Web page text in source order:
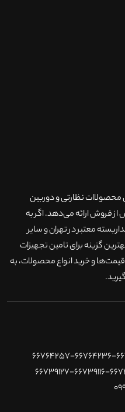
فروش محصولاات نظارتی و دوربین
از فروش ارائه می‌دهد. اگر به
معتبر در تهران و سایر
گزینه برای تامین تجهیزات
و خرید انواع محصولات، به
.